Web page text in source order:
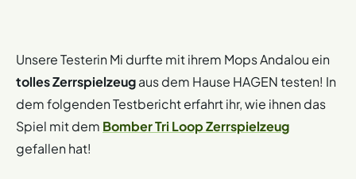
Unsere Testerin Mi durfte mit ihrem Mops Andalou ein
tolles Zerrspielzeugaus dem Hause HAGEN testen! In
dem folgenden Testbericht erfahrt ihr, wie ihnen das
Spiel mit dem Bomber Tri Loop Zerrspielzeug
gefallen hat!